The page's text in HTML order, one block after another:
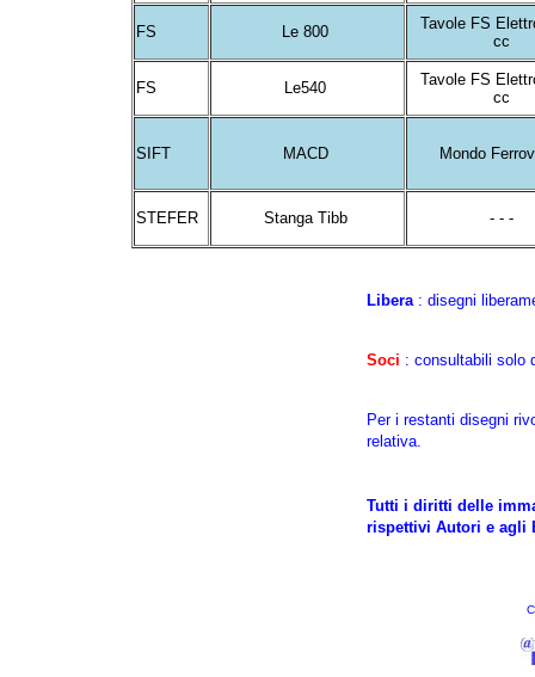
FS Le 800
Tavole FS
cc
FS Le540
Tavole FS
cc
SIFT MACD Mondo
STEFER Stanga Tibb - - -
Libera: disegni
Soci : consultabili solo
Per i restanti disegni
relativa.
Tutti i diritti delle
rispettivi Autori e agli